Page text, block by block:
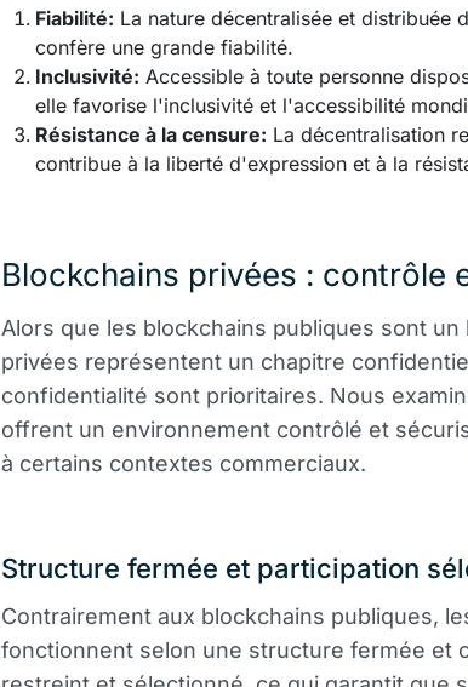
Fiabilité: La nature décentralisée et distribuée
confère une grande fiabilité.
Inclusivité: Accessible à toute personne
elle favorise l'inclusivité et l'accessibilité
Résistance à la censure: La décentralisation
contribue à la liberté d'expression et à la
Blockchains privées : contrôle
Alors que les blockchains publiques sont
privées représentent un chapitre
confidentialité sont prioritaires. Nous
offrent un environnement contrôlé et
à certains contextes commerciaux.
Structure fermée et participation
Contrairement aux blockchains publiques,
fonctionnent selon une structure fermée et